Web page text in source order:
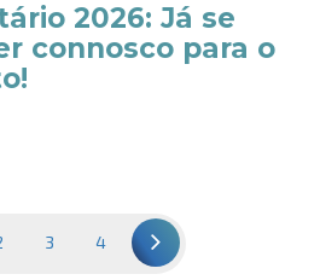
2026: Já se
connosco para o
3 4